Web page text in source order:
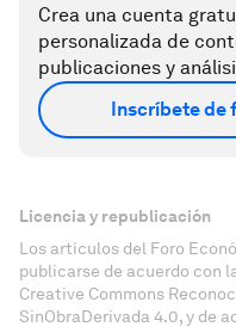
Crea una cuenta
personalizada de
publicaciones y
Inscríbete
Licencia y republicación
Los artículos del Foro
publicarse de acuerdo con
Creative Commons
SinObraDerivada 4.0, y de